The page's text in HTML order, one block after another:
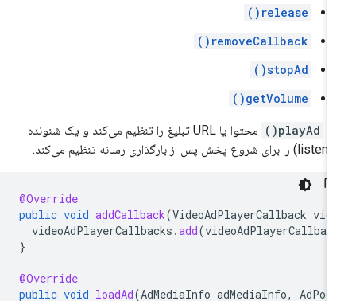
release()
removeCallback()
stopAd()
getVolume()
playAd() محتوا یا URL تبلیغ را تنظیم می‌کند و یک شنونده
@Override
public void addCallback(VideoAdPlayerCallback
videoAdPlayerCallbacks.add(
@Override
public void loadAd(AdMediaInfo adMediaInfo,